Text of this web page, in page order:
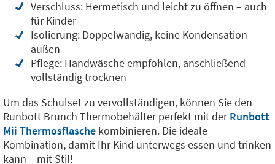
Verschluss: Hermetisch und leicht zu öffnen – auch
für Kinder
Isolierung: Doppelwandig, keine Kondensation
außen
Pflege: Handwäsche empfohlen, anschließend
vollständig trocknen
Um das Schulset zu vervollständigen, können Sie den
Runbott Brunch Thermobehälter perfekt mit derRunbott
Mii Thermosflasche kombinieren. Die ideale
Kombination, damit Ihr Kind unterwegs essen und trinken
kann – mit Stil!